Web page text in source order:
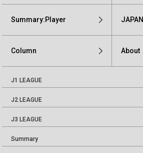
Summary:Player JAPAN
Column About
J1 LEAGUE
J2 LEAGUE
J3 LEAGUE
Summary